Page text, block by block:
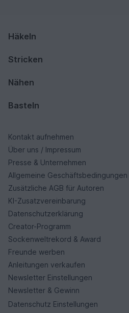
Häkeln
Stricken
Nähen
Basteln
Kontakt aufnehmen
Über uns / Impressum
Presse & Unternehmen
Allgemeine Geschäftsbedingungen
Zusätzliche AGB für Autoren
KI-Zusatzvereinbarung
Datenschutzerklärung
Creator-Programm
Sockenweltrekord & Award
Freunde werben
Anleitungen verkaufen
Newsletter Einstellungen
Newsletter & Gewinn
Datenschutz Einstellungen